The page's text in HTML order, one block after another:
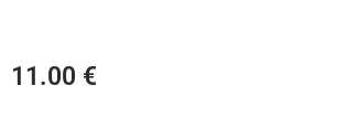
11.00 €